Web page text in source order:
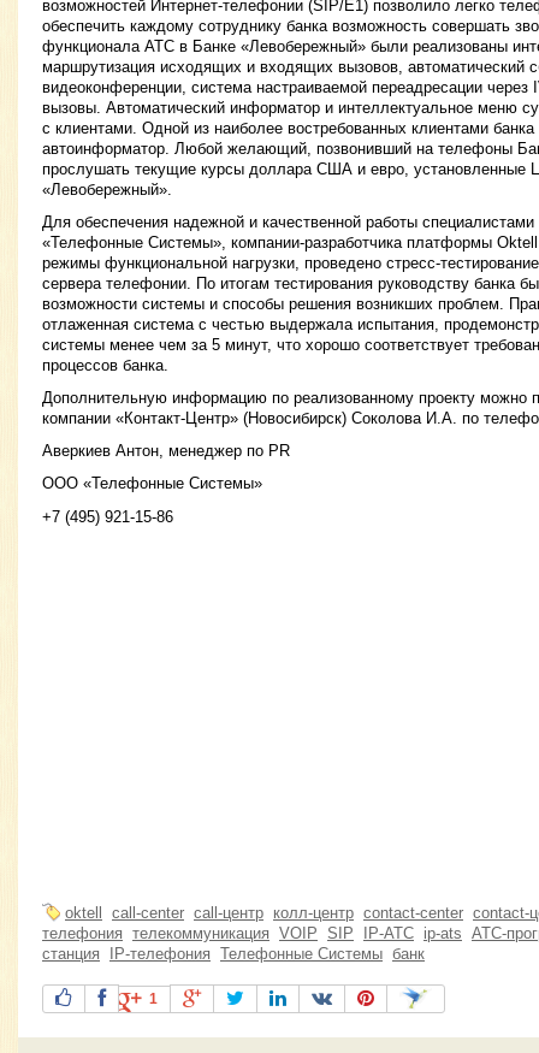
возможностей Интернет-телефонии (SIP/E1) позволило легко
обеспечить каждому сотруднику банка возможность совершать
функционала АТС в Банке «Левобережный» были реализованы
маршрутизация исходящих и входящих вызовов, автоматический
видеоконференции, система настраиваемой переадресации через
вызовы. Автоматический информатор и интеллектуальное меню
с клиентами. Одной из наиболее востребованных клиентами
автоинформатор. Любой желающий, позвонивший на телефоны
прослушать текущие курсы доллара США и евро, установленные
«Левобережный».
Для обеспечения надежной и качественной работы
«Телефонные Системы», компании-разработчика платформы
режимы функциональной нагрузки, проведено стресс-
сервера телефонии. По итогам тестирования руководству банка
возможности системы и способы решения возникших проблем.
отлаженная система с честью выдержала испытания,
системы менее чем за 5 минут, что хорошо соответствует
процессов банка.
Дополнительную информацию по реализованному проекту можно
компании «Контакт-Центр» (Новосибирск) Соколова И.А. по
Аверкиев Антон, менеджер по PR
ООО «Телефонные Системы»
+7 (495) 921-15-86
oktell call-center call-центр колл-центр contact-center contact-
телефония телекоммуникация VOIP SIP IP-АТС ip-ats АТС-
станция
IP-телефония Телефонные Системы банк
1